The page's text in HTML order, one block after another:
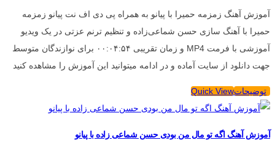
آموزش آهنگ زمزمه حمیرا با پیانو به همراه پی دی اف نت پیانو زمزمه
حمیرا با آهنگ سازی حسن شماعی‌زاده و تنظیم ترنم عزتی در یک ویدیو
آموزشی با فرمت MP4 و زمان تقریبی ۰۰:۰۴:۵۴ برای نوازندگان متوسط
جهت دانلود از سایت آماده و در ادامه میتوانید این آموزش را مشاهده کنید
توضیحاتQuick View
آموزش آهنگ اگه تو مال من بودی حسن شماعی زاده با پیانو